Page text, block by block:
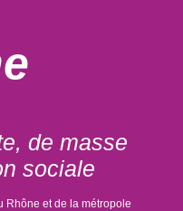
de masse
sociale
Rhône et de la métropole